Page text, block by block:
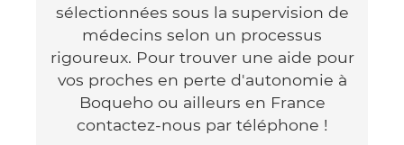
sélectionnées sous la supervision de
médecins selon un processus
rigoureux. Pour trouver une aide pour
vos proches en perte d'autonomie à
Boqueho ou ailleurs en France
contactez-nous par téléphone !